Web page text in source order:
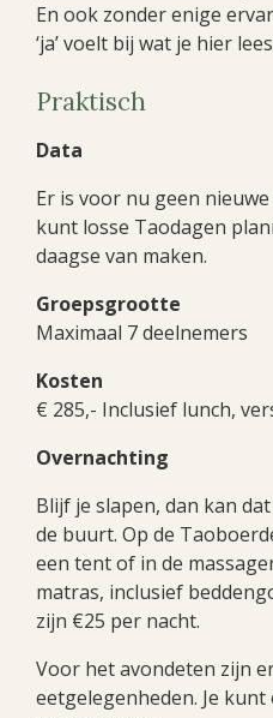
En ook zonder enige
‘ja’ voelt bij wat je hier
Praktisch
Data
Er is voor nu geen
kunt losse Taodagen
daagse van maken.
Groepsgrootte
Maximaal 7 deelnemers
Kosten
€ 285,- Inclusief lunch,
Overnachting
Blijf je slapen, dan kan
de buurt. Op de
een tent of in de
matras, inclusief
zijn €25 per nacht.
Voor het avondeten zijn
eetgelegenheden. Je